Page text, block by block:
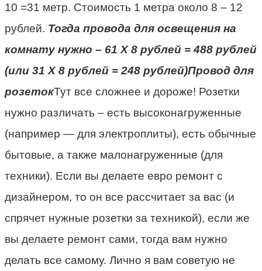
10 =31 метр. Стоимость 1 метра около 8 – 12
рублей. Тогда провода для освещения на
комнату нужно – 61 Х 8 рублей = 488 рублей
(или 31 Х 8 рублей = 248 рублей)Провод для
розетокТут все сложнее и дороже! Розетки
нужно различать – есть высоконагруженные
(например — для электроплиты), есть обычные
бытовые, а также малонагруженные (для
техники). Если вы делаете евро ремонт с
дизайнером, то он все рассчитает за вас (и
спрячет нужные розетки за техникой), если же
вы делаете ремонт сами, тогда вам нужно
делать все самому. Лично я вам советую не